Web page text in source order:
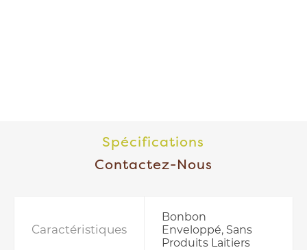
Spécifications
Contactez-Nous
Caractéristiques
Bonbon
Enveloppé, Sans
Produits Laitiers